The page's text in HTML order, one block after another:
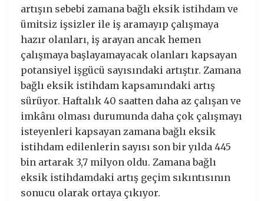
artışın sebebi zamana bağlı eksik istihdam ve
ümitsiz işsizler ile iş aramayıp çalışmaya
hazır olanları, iş arayan ancak hemen
çalışmaya başlayamayacak olanları kapsayan
potansiyel işgücü sayısındaki artıştır. Zamana
bağlı eksik istihdam kapsamındaki artış
sürüyor. Haftalık 40 saatten daha az çalışan ve
imkânı olması durumunda daha çok çalışmayı
isteyenleri kapsayan zamana bağlı eksik
istihdam edilenlerin sayısı son bir yılda 445
bin artarak 3,7 milyon oldu. Zamana bağlı
eksik istihdamdaki artış geçim sıkıntısının
sonucu olarak ortaya çıkıyor.